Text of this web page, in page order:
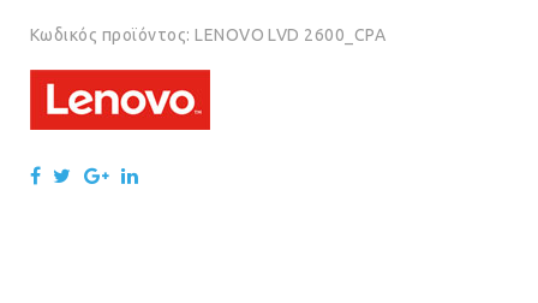
Κωδικός προϊόντος:LENOVO LVD 2600_CPA